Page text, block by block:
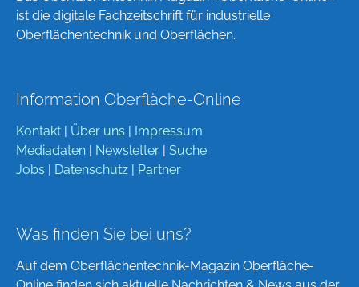
ist die digitale Fachzeitschrift für industrielle
Oberflächentechnik und Oberflächen.
Information Oberfläche-Online
Kontakt Über uns
Impressum
Mediadaten
Newsletter
Suche
Jobs
Datenschutz Partner
Was finden Sie bei uns?
Auf dem Oberflächentechnik-Magazin Oberfläche-